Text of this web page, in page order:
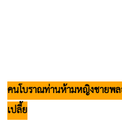
คนโบราณท่านห้ามหญิงชายพ
เปลี้ย